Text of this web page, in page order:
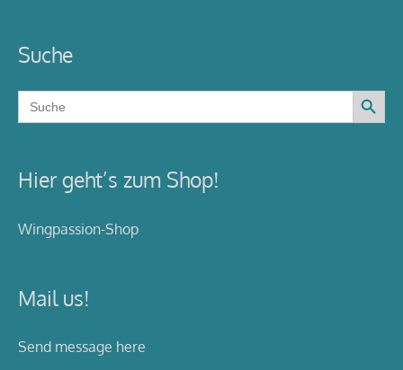
Suche
Search
for:
Search Button
Hier geht’s zum Shop!
Wingpassion-Shop
Mail us!
Send message here